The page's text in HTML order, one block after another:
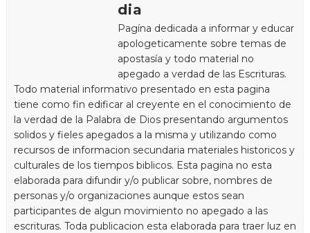
dia
Pagína dedicada a informar y educar
apologeticamente sobre temas de
apostasía y todo material no
apegado a verdad de las Escrituras.
Todo material informativo presentado en esta pagina
tiene como fin edificar al creyente en el conocimiento de
la verdad de la Palabra de Dios presentando argumentos
solidos y fieles apegados a la misma y utilizando como
recursos de informacion secundaria materiales historicos y
culturales de los tiempos biblicos. Esta pagina no esta
elaborada para difundir y/o publicar sobre, nombres de
personas y/o organizaciones aunque estos sean
participantes de algun movimiento no apegado a las
escrituras. Toda publicacion esta elaborada para traer luz en